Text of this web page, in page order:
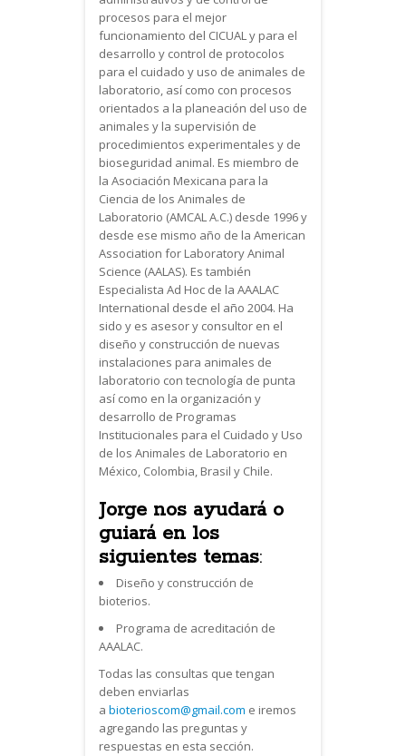
procesos para el mejor
funcionamiento del CICUAL y para el
desarrollo y control de protocolos
para el cuidado y uso de animales de
laboratorio, así como con procesos
orientados a la planeación del uso de
animales y la supervisión de
procedimientos experimentales y de
bioseguridad animal. Es miembro de
la Asociación Mexicana para la
Ciencia de los Animales de
Laboratorio (AMCAL A.C.) desde 1996 y
desde ese mismo año de la American
Association for Laboratory Animal
Science (AALAS). Es también
Especialista Ad Hoc de la AAALAC
International desde el año 2004. Ha
sido y es asesor y consultor en el
diseño y construcción de nuevas
instalaciones para animales de
laboratorio con tecnología de punta
así como en la organización y
desarrollo de Programas
Institucionales para el Cuidado y Uso
de los Animales de Laboratorio en
México, Colombia, Brasil y Chile.
Jorge nos ayudará o
guiará en los
siguientes temas:
Diseño y construcción de
bioterios.
Programa de acreditación de
AAALAC.
Todas las consultas que tengan
deben enviarlas
a bioterioscom@gmail.com e iremos
agregando las preguntas y
respuestas en esta sección.